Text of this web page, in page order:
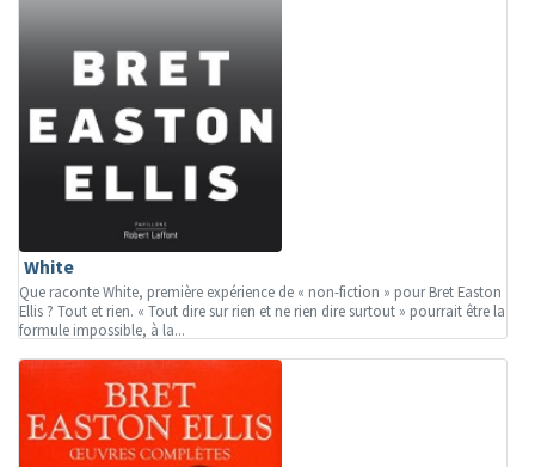
White
Que raconte White, première expérience de « non-fiction » pour Bret Easton
Ellis ? Tout et rien. « Tout dire sur rien et ne rien dire surtout » pourrait être la
formule impossible, à la...